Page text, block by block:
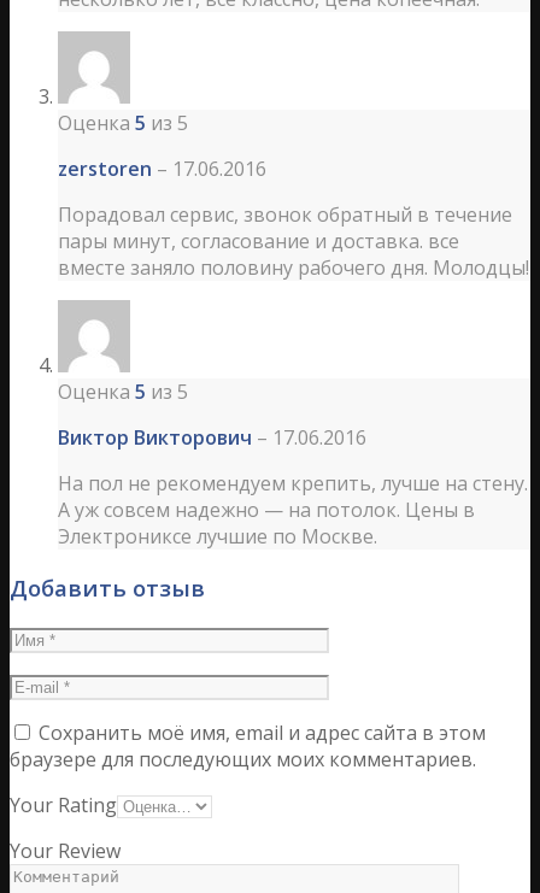
Оценка 5 из 5
zerstoren – 17.06.2016
Порадовал сервис, звонок обратный в течение
пары минут, согласование и доставка. все
вместе заняло половину рабочего дня. Молодцы!
Оценка 5 из 5
Виктор Викторович – 17.06.2016
На пол не рекомендуем крепить, лучше на стену.
А уж совсем надежно — на потолок. Цены в
Электрониксе лучшие по Москве.
Добавить отзыв
Сохранить моё имя, email и адрес сайта в этом
браузере для последующих моих комментариев.
Your Rating
Your Review